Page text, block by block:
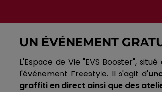
UN ÉVÉNEMENT
L'Espace de Vie "EVS Booster",
l'événement Freestyle. Il s'agit d'
graffiti en direct ainsi que des